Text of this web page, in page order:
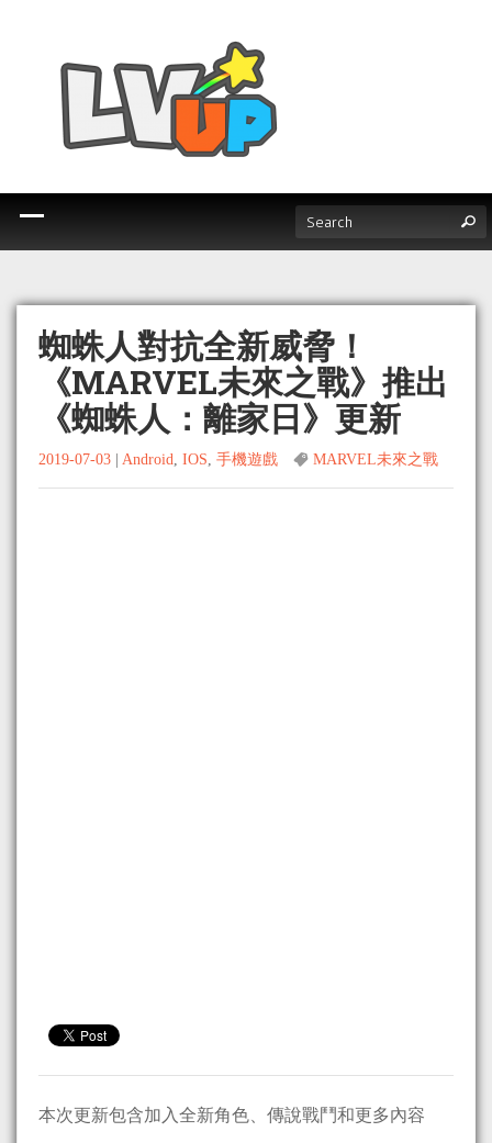
蜘蛛人對抗全新威脅！
《MARVEL未來之戰》推出
《蜘蛛人：離家日》更新
2019-07-03 Android, IOS, 手機遊戲 MARVEL未來之戰
本次更新包含加入全新角色、傳說戰鬥和更多內容